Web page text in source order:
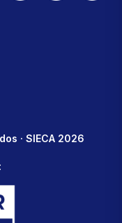
· SIECA 2026